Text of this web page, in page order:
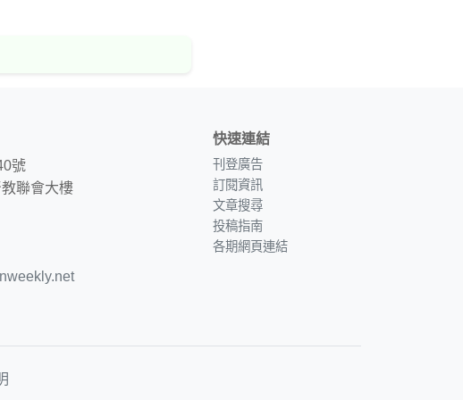
號
會大樓
快速連結
刊登廣告
訂閱資訊
文章搜尋
投稿指南
各期網頁連結